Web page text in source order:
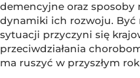
demencyjne oraz sposoby
dynamiki ich rozwoju. Być
sytuacji przyczyni się
przeciwdziałania
ma ruszyć w przyszłym